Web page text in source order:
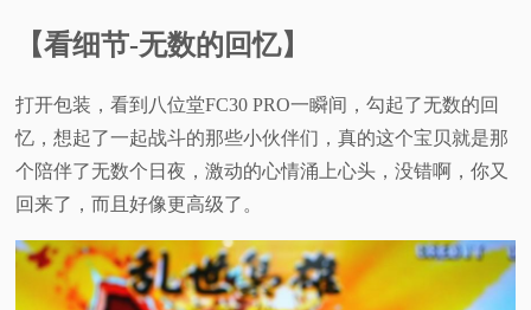
【看细节-无数的回忆】
打开包装，看到八位堂FC30 PRO一瞬间，勾起了无数的回
忆，想起了一起战斗的那些小伙伴们，真的这个宝贝就是那
个陪伴了无数个日夜，激动的心情涌上心头，没错啊，你又
回来了，而且好像更高级了。